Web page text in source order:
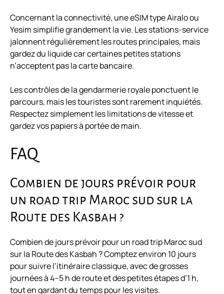
Concernant la connectivité, une eSIM type Airalo ou
Yesim simplifie grandement la vie. Les stations-service
jalonnent régulièrement les routes principales, mais
gardez du liquide car certaines petites stations
n’acceptent pas la carte bancaire.
Les contrôles de la gendarmerie royale ponctuent le
parcours, mais les touristes sont rarement inquiétés.
Respectez simplement les limitations de vitesse et
gardez vos papiers à portée de main.
FAQ
Combien de jours prévoir pour
un road trip Maroc sud sur la
Route des Kasbah ?
Combien de jours prévoir pour un road trip Maroc sud
sur la Route des Kasbah ? Comptez environ 10 jours
pour suivre l’itinéraire classique, avec de grosses
journées à 4–5 h de route et des petites étapes d’1 h,
tout en gardant du temps pour les visites.